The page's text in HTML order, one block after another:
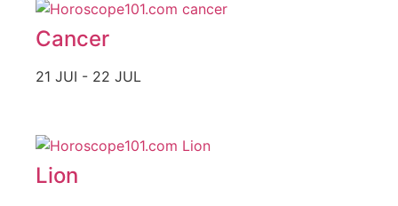
Cancer
21 JUI - 22 JUL
Lion